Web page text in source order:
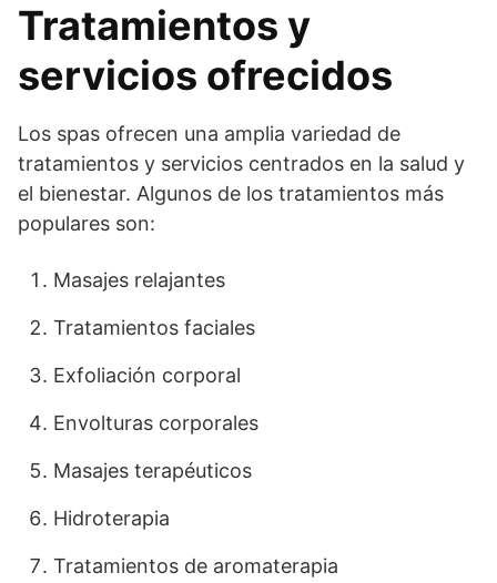
Tratamientos y
servicios ofrecidos
Los spas ofrecen una amplia variedad de
tratamientos y servicios centrados en la salud y
el bienestar. Algunos de los tratamientos más
populares son:
​Masajes relajantes
Tratamientos faciales
Exfoliación corporal
Envolturas corporales
Masajes terapéuticos
Hidroterapia
Tratamientos de aromaterapia